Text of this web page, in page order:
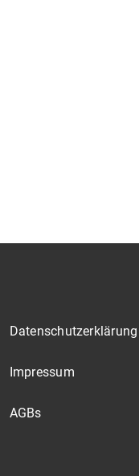
Datenschutzerklärung
Impressum
AGBs